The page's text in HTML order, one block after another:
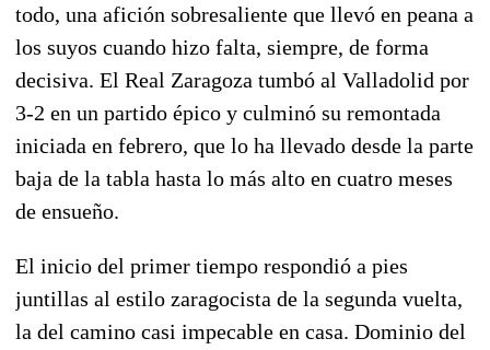
todo, una afición sobresaliente que llevó en peana a
los suyos cuando hizo falta, siempre, de forma
decisiva. El Real Zaragoza tumbó al Valladolid por
3-2 en un partido épico y culminó su remontada
iniciada en febrero, que lo ha llevado desde la parte
baja de la tabla hasta lo más alto en cuatro meses
de ensueño.
El inicio del primer tiempo respondió a pies
juntillas al estilo zaragocista de la segunda vuelta,
la del camino casi impecable en casa. Dominio del